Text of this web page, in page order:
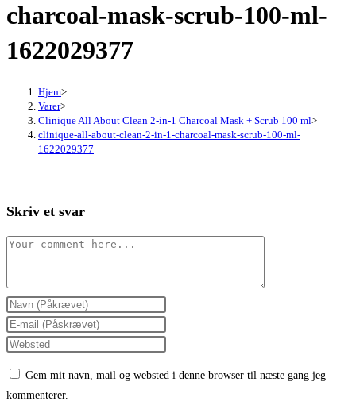
charcoal-mask-scrub-100-ml-
1622029377
Hjem>
Varer>
Clinique All About Clean 2-in-1 Charcoal Mask + Scrub 100 ml>
clinique-all-about-clean-2-in-1-charcoal-mask-scrub-100-ml-
1622029377
Skriv et svar
Comment
Enter
your
name
Enter
your
Enter
Gem mit navn, mail og websted i denne browser til næste gang jeg
kommenterer.